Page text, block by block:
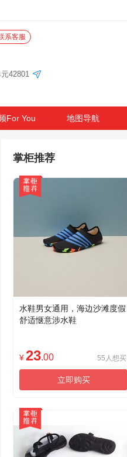
系客服
42801
For You 地图导航
掌柜推荐
水鞋男女通用，海边沙滩度假
舒适惬意涉水鞋
¥23.00 55人想买
立即购买